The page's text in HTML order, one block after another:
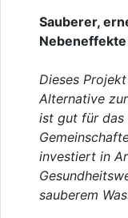
Sauberer,
Dieses
Alternative
ist gut für das
investiert in
sauberem